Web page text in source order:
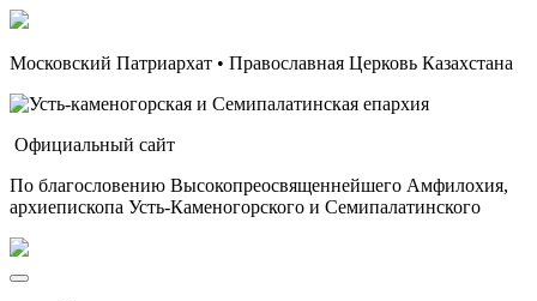
Московский Патриархат • Православная Церковь Казахстана
Официальный сайт
По благословению Высокопреосвященнейшего Амфилохия,
архиепископа Усть-Каменогорского и Семипалатинского